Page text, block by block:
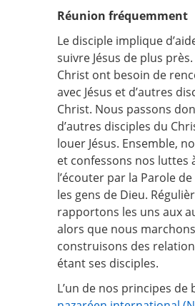
Réunion fréquemment
Le disciple implique
suivre Jésus de plus
Christ ont besoin de
avec Jésus et d’autres
Christ. Nous passons
d’autres disciples du
louer Jésus. Ensemble,
et confessons nos luttes
l’écouter par la Parole
les gens de Dieu.
rapportons les uns aux
alors que nous
construisons des
étant ses disciples.
L’un de nos principes de